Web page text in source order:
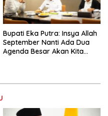
Bupati Eka Putra: Insya Allah
September Nanti Ada Dua
Agenda Besar Akan Kita